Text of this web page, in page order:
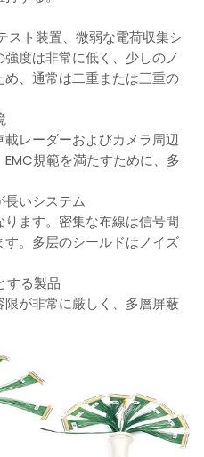
スト装置、微弱な電荷収集シ
度は非常に低く、少しのノ
、通常は二重または三重の
レーダーおよびカメラ周辺
規範を満たすために、多
いシステム
ます。密集な布線は信号間
。多层のシールドはノイズ
する製品
が非常に厳しく、多層屏蔽